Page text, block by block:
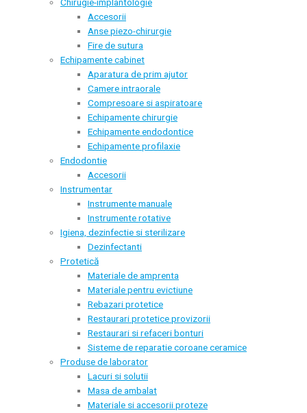
Chirugie-implantologie
Accesorii
Anse piezo-chirurgie
Fire de sutura
Echipamente cabinet
Aparatura de prim ajutor
Camere intraorale
Compresoare si aspiratoare
Echipamente chirurgie
Echipamente endodontice
Echipamente profilaxie
Endodontie
Accesorii
Instrumentar
Instrumente manuale
Instrumente rotative
Igiena, dezinfectie si sterilizare
Dezinfectanti
Protetică
Materiale de amprenta
Materiale pentru evictiune
Rebazari protetice
Restaurari protetice provizorii
Restaurari si refaceri bonturi
Sisteme de reparatie coroane ceramice
Produse de laborator
Lacuri si solutii
Masa de ambalat
Materiale si accesorii proteze